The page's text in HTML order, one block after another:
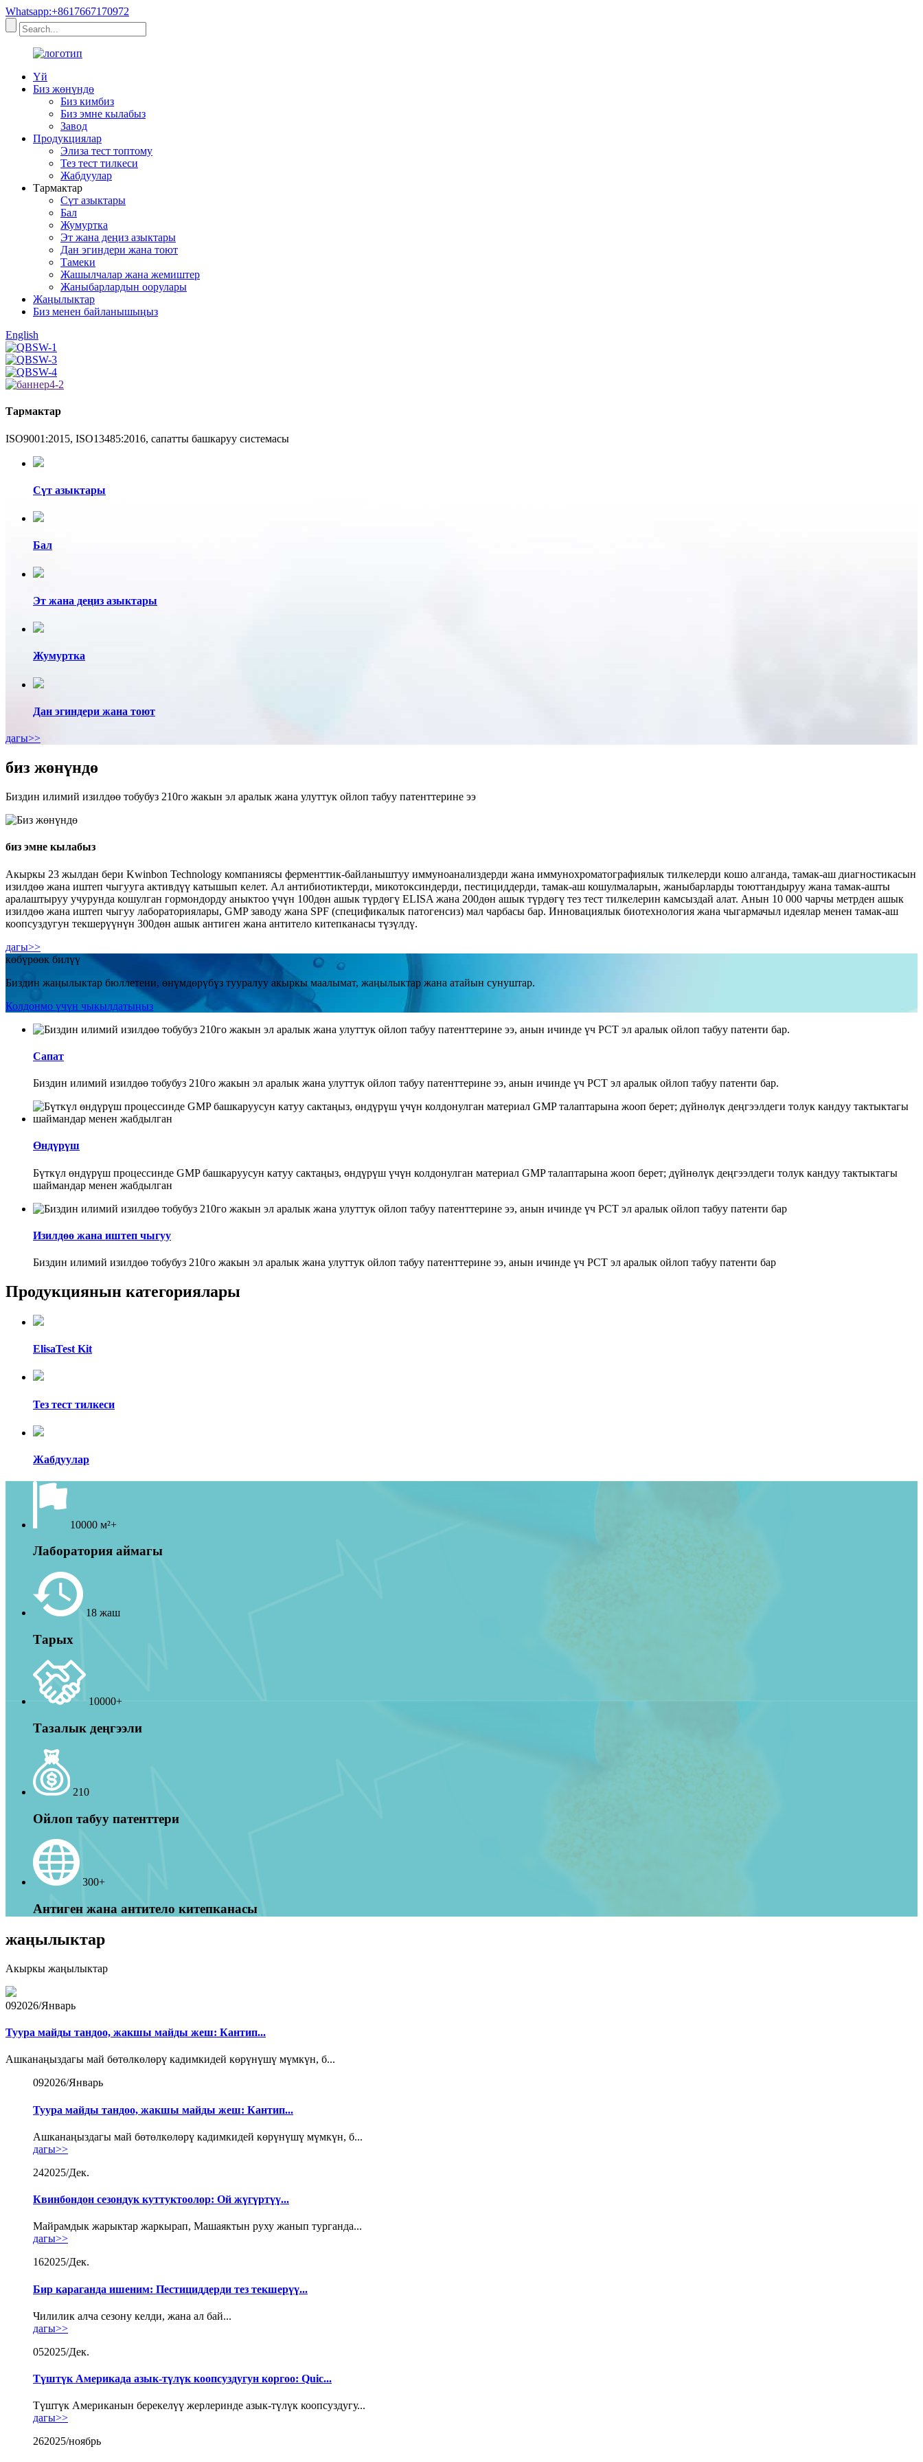
Whatsapp:+8617667170972
Үй
Биз жөнүндө
Биз кимбиз
Биз эмне кылабыз
Завод
Продукциялар
Элиза тест топтому
Тез тест тилкеси
Жабдуулар
Тармактар
Сүт азыктары
Бал
Жумуртка
Эт жана деңиз азыктары
Дан эгиндери жана тоют
Тамеки
Жашылчалар жана жемиштер
Жаныбарлардын оорулары
Жаңылыктар
Биз менен байланышыңыз
English
Тармактар
ISO9001:2015, ISO13485:2016, сапатты башкаруу системасы
Сүт азыктары
Бал
Эт жана деңиз азыктары
Жумуртка
Дан эгиндери жана тоют
дагы>>
биз жөнүндө
Биздин илимий изилдөө тобубуз 210го жакын эл аралык жана улуттук ойлоп табуу патенттерине ээ
биз эмне кылабыз
Акыркы 23 жылдан бери Kwinbon Technology компаниясы ферменттик-байланыштуу иммуноанализдерди жана иммунохроматографиялык тилкелерди кошо алганда, тамак-аш диагностикасын
изилдөө жана иштеп чыгууга активдүү катышып келет. Ал антибиотиктерди, микотоксиндерди, пестициддерди, тамак-аш кошулмаларын, жаныбарларды тоюттандыруу жана тамак-ашты
аралаштыруу учурунда кошулган гормондорду аныктоо үчүн 100дөн ашык түрдөгү ELISA жана 200дөн ашык түрдөгү тез тест тилкелерин камсыздай алат. Анын 10 000 чарчы метрден ашык
изилдөө жана иштеп чыгуу лабораториялары, GMP заводу жана SPF (спецификалык патогенсиз) мал чарбасы бар. Инновациялык биотехнология жана чыгармачыл идеялар менен тамак-аш
коопсуздугун текшерүүнүн 300дөн ашык антиген жана антитело китепканасы түзүлдү.
дагы>>
көбүрөөк билүү
Биздин жаңылыктар бюллетени, өнүмдөрүбүз тууралуу акыркы маалымат, жаңылыктар жана атайын сунуштар.
Колдонмо үчүн чыкылдатыңыз
Сапат
Биздин илимий изилдөө тобубуз 210го жакын эл аралык жана улуттук ойлоп табуу патенттерине ээ, анын ичинде үч PCT эл аралык ойлоп табуу патенти бар.
Өндүрүш
Бүткүл өндүрүш процессинде GMP башкаруусун катуу сактаңыз, өндүрүш үчүн колдонулган материал GMP талаптарына жооп берет; дүйнөлүк деңгээлдеги толук кандуу тактыктагы
шаймандар менен жабдылган
Изилдөө жана иштеп чыгуу
Биздин илимий изилдөө тобубуз 210го жакын эл аралык жана улуттук ойлоп табуу патенттерине ээ, анын ичинде үч PCT эл аралык ойлоп табуу патенти бар
Продукциянын категориялары
ElisaTest Kit
Тез тест тилкеси
Жабдуулар
10000 м²+
Лаборатория аймагы
18 жаш
Тарых
10000+
Тазалык деңгээли
210
Ойлоп табуу патенттери
300+
Антиген жана антитело китепканасы
жаңылыктар
Акыркы жаңылыктар
092026/Январь
Туура майды тандоо, жакшы майды жеш: Кантип...
Ашканаңыздагы май бөтөлкөлөрү кадимкидей көрүнүшү мүмкүн, б...
092026/Январь
Туура майды тандоо, жакшы майды жеш: Кантип...
Ашканаңыздагы май бөтөлкөлөрү кадимкидей көрүнүшү мүмкүн, б...
дагы>>
242025/Дек.
Квинбондон сезондук куттуктоолор: Ой жүгүртүү...
Майрамдык жарыктар жаркырап, Машаяктын руху жанып турганда...
дагы>>
162025/Дек.
Бир караганда ишеним: Пестициддерди тез текшерүү...
Чилилик алча сезону келди, жана ал бай...
дагы>>
052025/Дек.
Түштүк Америкада азык-түлүк коопсуздугун коргоо: Quic...
Түштүк Американын берекелүү жерлеринде азык-түлүк коопсуздугу...
дагы>>
262025/ноябрь